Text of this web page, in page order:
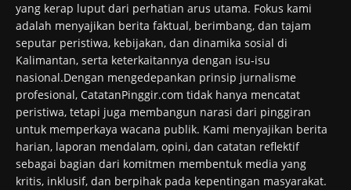
yang kerap luput dari perhatian arus utama. Fokus kami
adalah menyajikan berita faktual, berimbang, dan tajam
seputar peristiwa, kebijakan, dan dinamika sosial di
Kalimantan, serta keterkaitannya dengan isu-isu
nasional.Dengan mengedepankan prinsip jurnalisme
profesional, CatatanPinggir.com tidak hanya mencatat
peristiwa, tetapi juga membangun narasi dari pinggiran
untuk memperkaya wacana publik. Kami menyajikan berita
harian, laporan mendalam, opini, dan catatan reflektif
sebagai bagian dari komitmen membentuk media yang
kritis, inklusif, dan berpihak pada kepentingan masyarakat.